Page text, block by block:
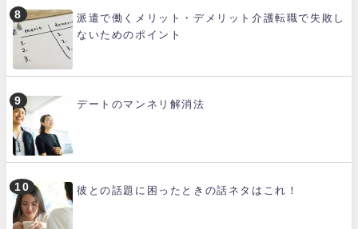
派遣で働くメリット・デメリット介護転職で失敗し
ないためのポイント
デートのマンネリ解消法
彼との話題に困ったときの話ネタはこれ！